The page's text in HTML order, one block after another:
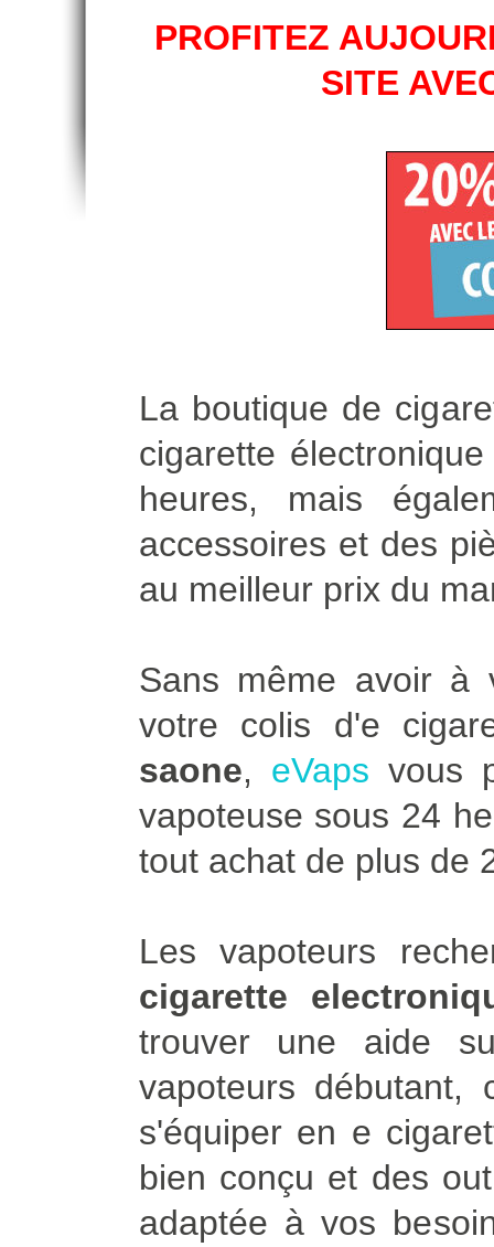
PROFITEZ
SITE
La boutique de
cigarette
heures, mais
accessoires et des
au meilleur prix du
Sans même avoir à
votre colis d'e
saone, eVaps vous
vapoteuse sous 24
tout achat de plus de
Les vapoteurs
cigarette
trouver une aide
vapoteurs
s'équiper en e
bien conçu et des
adaptée à vos